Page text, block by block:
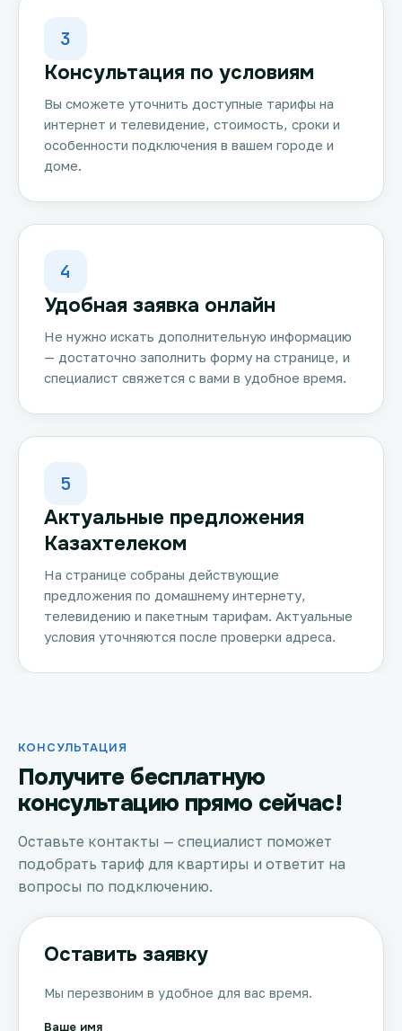
3
Консультация по условиям
Вы сможете уточнить доступные тарифы на
интернет и телевидение, стоимость, сроки и
особенности подключения в вашем городе и
доме.
4
Удобная заявка онлайн
Не нужно искать дополнительную информацию
— достаточно заполнить форму на странице, и
специалист свяжется с вами в удобное время.
5
Актуальные предложения
Казахтелеком
На странице собраны действующие
предложения по домашнему интернету,
телевидению и пакетным тарифам. Актуальные
условия уточняются после проверки адреса.
КОНСУЛЬТАЦИЯ
Получите бесплатную
консультацию прямо сейчас!
Оставьте контакты — специалист поможет
подобрать тариф для квартиры и ответит на
вопросы по подключению.
Оставить заявку
Мы перезвоним в удобное для вас время.
Ваше имя